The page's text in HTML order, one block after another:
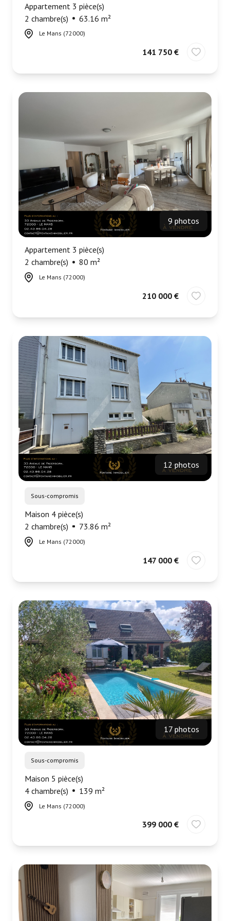
Appartement 3 pièce(s)
2 chambre(s)
63.16 m²
Le Mans (72000)
141 750 €
9 photos
Appartement 3 pièce(s)
2 chambre(s)
80 m²
Le Mans (72000)
210 000 €
12 photos
Sous-compromis
Maison 4 pièce(s)
2 chambre(s)
73.86 m²
Le Mans (72000)
147 000 €
17 photos
Sous-compromis
Maison 5 pièce(s)
4 chambre(s)
139 m²
Le Mans (72000)
399 000 €